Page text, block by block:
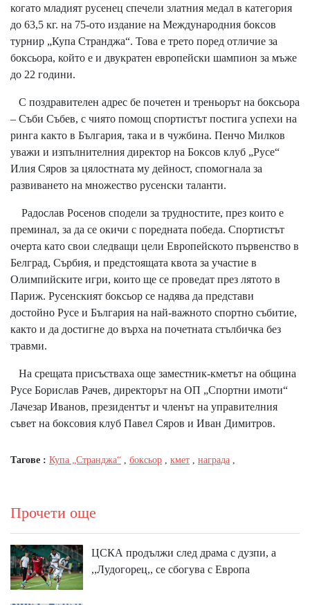
когато младият русенец спечели златния медал в категория
до 63,5 кг. на 75-ото издание на Международния боксов
турнир „Купа Странджа“. Това е трето поред отличие за
боксьора, който е и двукратен европейски шампион за мъже
до 22 години.
С поздравителен адрес бе почетен и треньорът на боксьора
– Съби Събев, с чиято помощ спортистът постига успехи на
ринга както в България, така и в чужбина. Пенчо Милков
уважи и изпълнителния директор на Боксов клуб „Русе“
Илия Сяров за цялостната му дейност, спомогнала за
развиването на множество русенски таланти.
Радослав Росенов сподели за трудностите, през които е
преминал, за да се окичи с поредната победа. Спортистът
очерта като свои следващи цели Европейското първенство в
Белград, Сърбия, и предстоящата квота за участие в
Олимпийските игри, които ще се проведат през лятото в
Париж. Русенският боксьор се надява да представи
достойно Русе и България на най-важното спортно събитие,
както и да достигне до върха на почетната стълбичка без
травми.
На срещата присъстваха още заместник-кметът на община
Русе Борислав Рачев, директорът на ОП „Спортни имоти“
Лачезар Иванов, президентът и членът на управителния
съвет на боксовия клуб Павел Сяров и Иван Димитров.
Тагове : Купа „Странджа“ боксьор кмет награда
Прочети още
ЦСКА продължи след драма с дузпи, а
,,Лудогорец,, се сбогува с Европа